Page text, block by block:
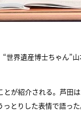
界遺産博士ちゃん”
が紹介される。芦田
とりした表情で語った